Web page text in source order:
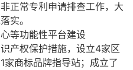
正常专利申请排查工作，大
实。
等功能性平台建设
产权保护措施，设立4家区
家商标品牌指导站；成立了